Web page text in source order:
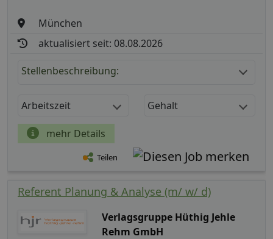
München
aktualisiert seit: 08.08.2026
Stellenbeschreibung:
Arbeitszeit Gehalt
mehr Details
Teilen
Referent Planung & Analyse (m/ w/ d)
Verlagsgruppe Hüthig Jehle
Rehm GmbH